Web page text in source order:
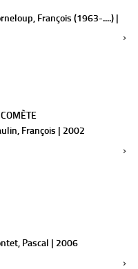
François (1963-....) |
François | 2002
Pascal | 2006